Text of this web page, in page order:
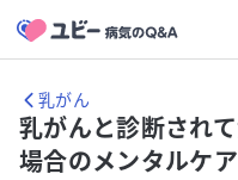
乳がん
乳がんと診断され
場合のメンタルケ